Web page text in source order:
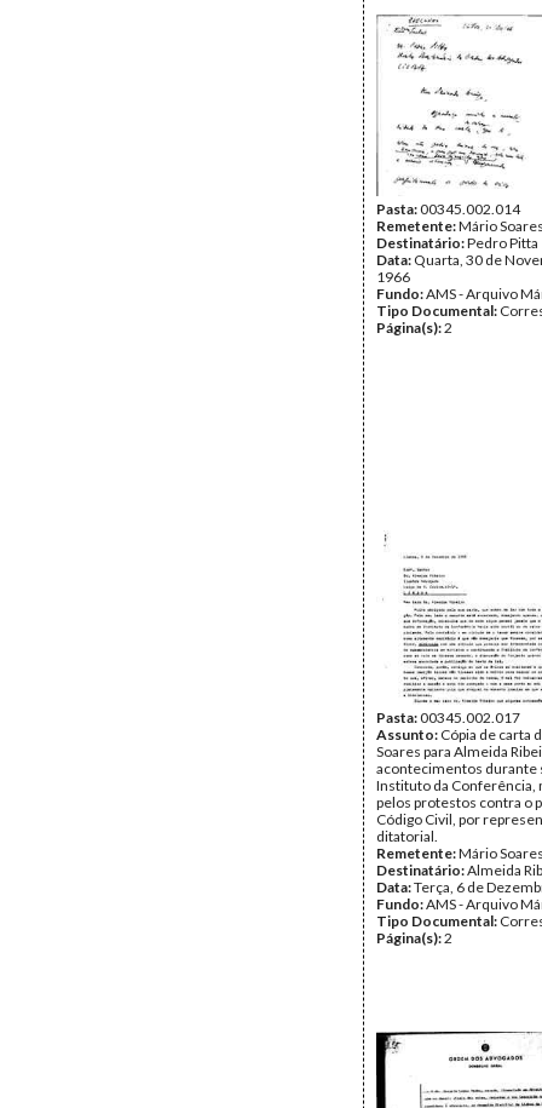
Pasta:00345.002.014
Remetente:Mário
Destinatário:Pedro Pitta
Data: Quarta, 30 de
1966
Fundo:AMS - Arquivo
Tipo Documental:
Página(s):2
Pasta:00345.002.017
Assunto: Cópia de carta
Soares para Almeida
acontecimentos durante
Instituto da Conferência,
pelos protestos contra o
Código Civil, por
ditatorial.
Remetente:Mário
Destinatário:Almeida
Data:Terça, 6 de
Fundo:AMS - Arquivo
Tipo Documental:
Página(s):2